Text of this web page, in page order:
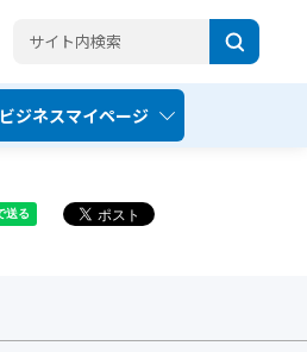
ビジネスマイページ